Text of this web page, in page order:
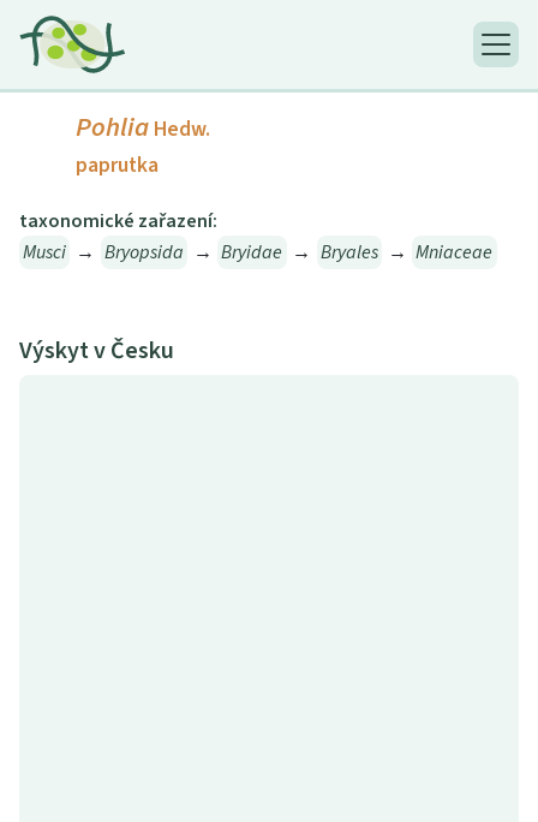
Pohlia Hedw.
paprutka
taxonomické zařazení:
Musci → Bryopsida → Bryidae → Bryales → Mniaceae
Výskyt v Česku